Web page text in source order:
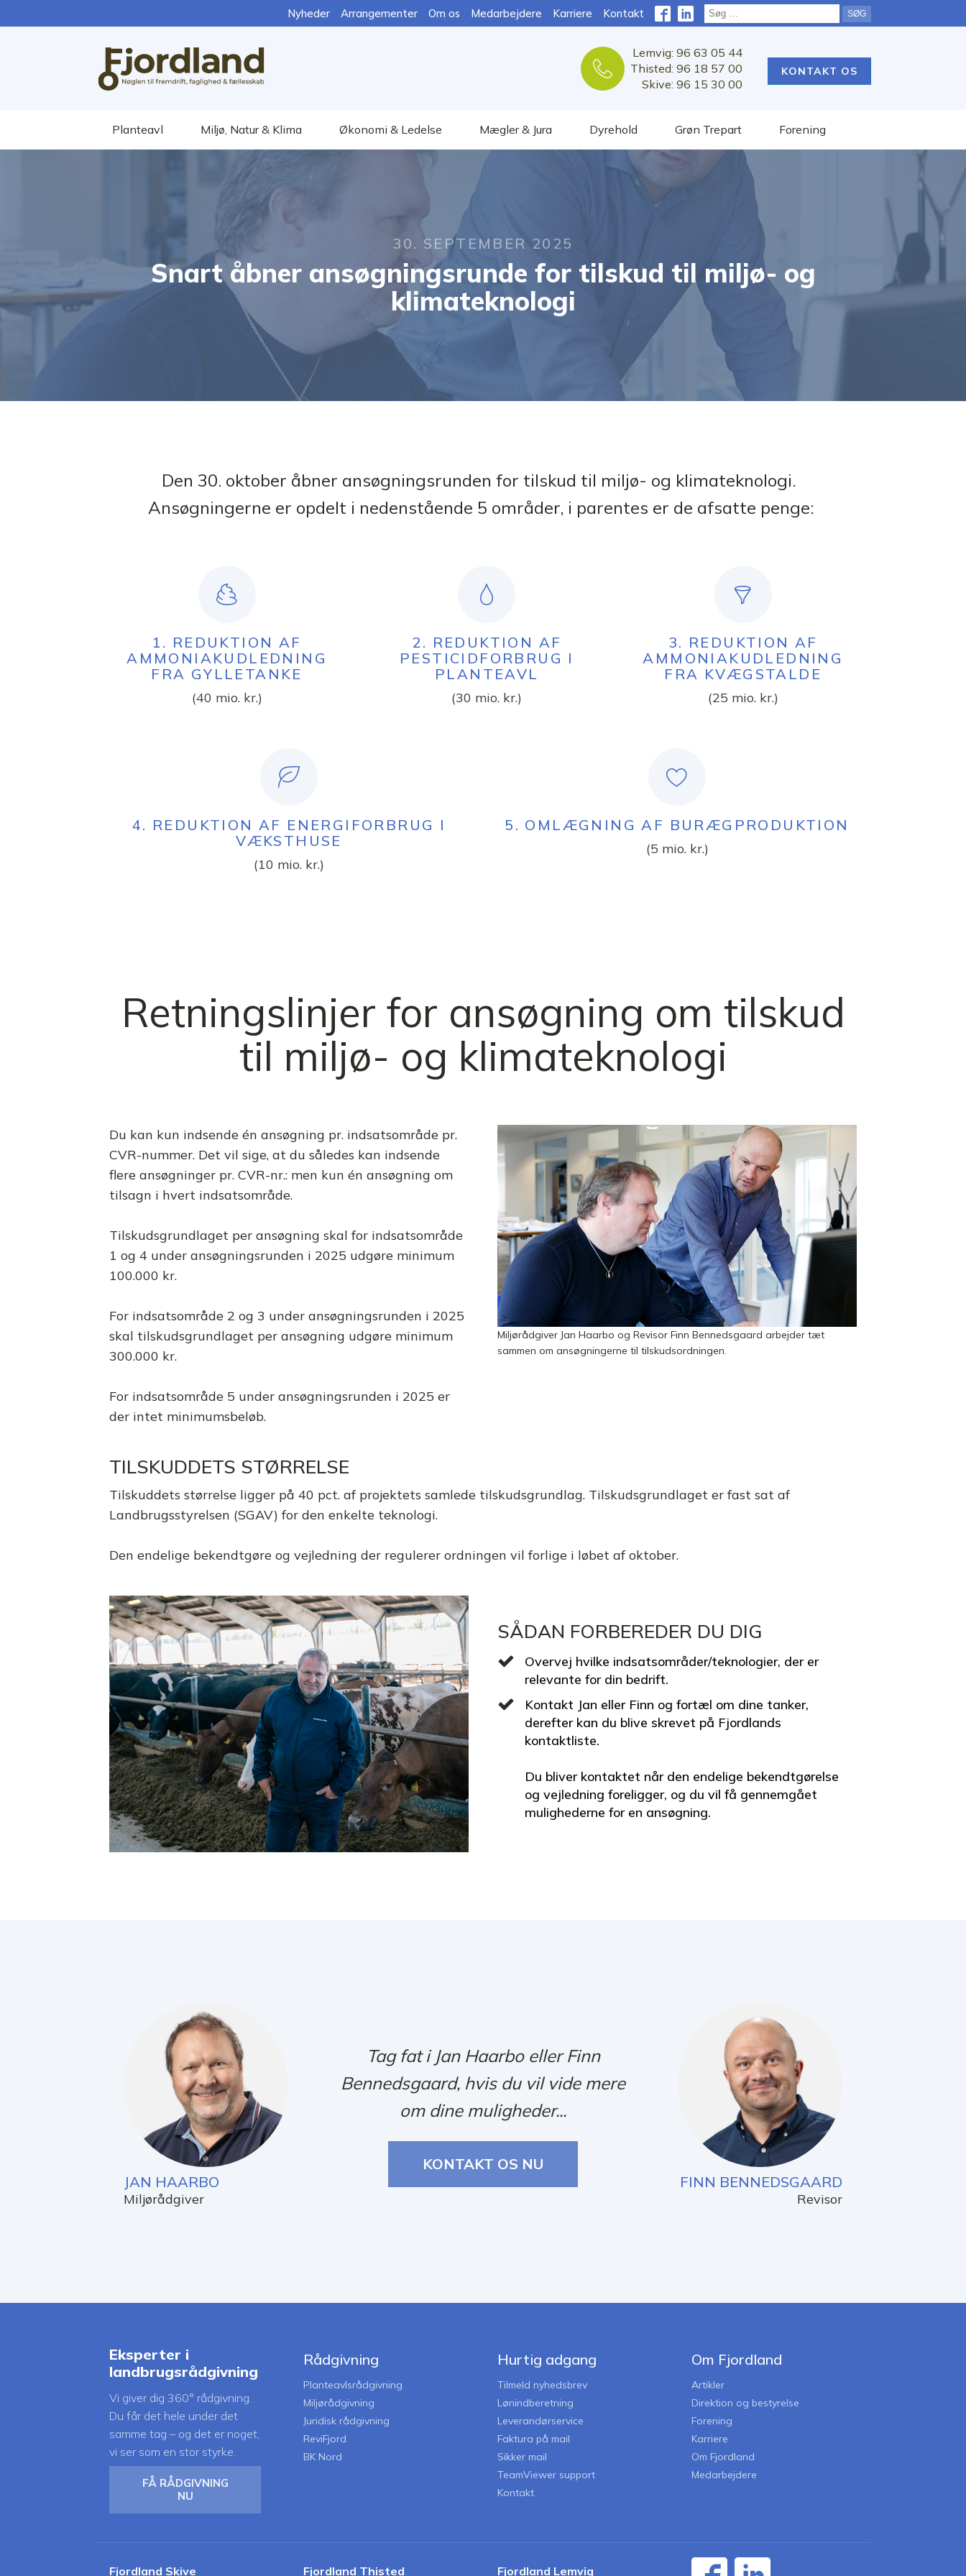
Nyheder Arrangementer Om os Medarbejdere Karriere Kontakt
Søg
efter:
Lemvig: 96 63 05 44
Thisted: 96 18 57 00
Skive: 96 15 30 00
KONTAKT OS
Planteavl Miljø, Natur & Klima Økonomi & Ledelse Mægler & Jura Dyrehold Grøn Trepart Forening
30. SEPTEMBER 2025
Snart åbner ansøgningsrunde for tilskud til miljø- og
klimateknologi
Den 30. oktober åbner ansøgningsrunden for tilskud til miljø- og klimateknologi.
Ansøgningerne er opdelt i nedenstående 5 områder, i parentes er de afsatte penge:
1. REDUKTION AF
AMMONIAKUDLEDNING
FRA GYLLETANKE
(40 mio. kr.)
2. REDUKTION AF
PESTICIDFORBRUG I
PLANTEAVL
(30 mio. kr.)
3. REDUKTION AF
AMMONIAKUDLEDNING
FRA KVÆGSTALDE
(25 mio. kr.)
4. REDUKTION AF ENERGIFORBRUG I
VÆKSTHUSE
(10 mio. kr.)
5. OMLÆGNING AF BURÆGPRODUKTION
(5 mio. kr.)
Retningslinjer for ansøgning om tilskud
til miljø- og klimateknologi
Du kan kun indsende én ansøgning pr. indsatsområde pr.
CVR-nummer. Det vil sige, at du således kan indsende
flere ansøgninger pr. CVR-nr.: men kun én ansøgning om
tilsagn i hvert indsatsområde.
Tilskudsgrundlaget per ansøgning skal for indsatsområde
1 og 4 under ansøgningsrunden i 2025 udgøre minimum
100.000 kr.
For indsatsområde 2 og 3 under ansøgningsrunden i 2025
skal tilskudsgrundlaget per ansøgning udgøre minimum
300.000 kr.
For indsatsområde 5 under ansøgningsrunden i 2025 er
der intet minimumsbeløb.
Miljørådgiver Jan Haarbo og Revisor Finn Bennedsgaard arbejder tæt
sammen om ansøgningerne til tilskudsordningen.
TILSKUDDETS STØRRELSE
Tilskuddets størrelse ligger på 40 pct. af projektets samlede tilskudsgrundlag. Tilskudsgrundlaget er fast sat af
Landbrugsstyrelsen (SGAV) for den enkelte teknologi.
Den endelige bekendtgøre og vejledning der regulerer ordningen vil forlige i løbet af oktober.
SÅDAN FORBEREDER DU DIG
Overvej hvilke indsatsområder/teknologier, der er
relevante for din bedrift.
Kontakt Jan eller Finn og fortæl om dine tanker,
derefter kan du blive skrevet på Fjordlands
kontaktliste.
Du bliver kontaktet når den endelige bekendtgørelse
og vejledning foreligger, og du vil få gennemgået
mulighederne for en ansøgning.
JAN HAARBO
Miljørådgiver
Tag fat i Jan Haarbo eller Finn
Bennedsgaard, hvis du vil vide mere
om dine muligheder...
KONTAKT OS NU
FINN BENNEDSGAARD
Revisor
Eksperter i
landbrugsrådgivning
Vi giver dig 360° rådgivning.
Du får det hele under det
samme tag – og det er noget,
vi ser som en stor styrke.
FÅ RÅDGIVNING
NU
Rådgivning
Planteavlsrådgivning
Miljørådgivning
Juridisk rådgivning
ReviFjord
BK Nord
Hurtig adgang
Tilmeld nyhedsbrev
Lønindberetning
Leverandørservice
Faktura på mail
Sikker mail
TeamViewer support
Kontakt
Om Fjordland
Artikler
Direktion og bestyrelse
Forening
Karriere
Om Fjordland
Medarbejdere
Fjordland Skive Fjordland Thisted Fjordland Lemvig